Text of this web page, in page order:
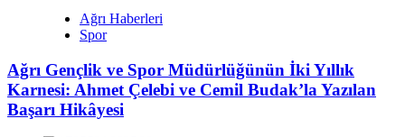
Ağrı Haberleri
Spor
Ağrı Gençlik ve Spor Müdürlüğünün İki Yıllık
Karnesi: Ahmet Çelebi ve Cemil Budak’la Yazılan
Başarı Hikâyesi